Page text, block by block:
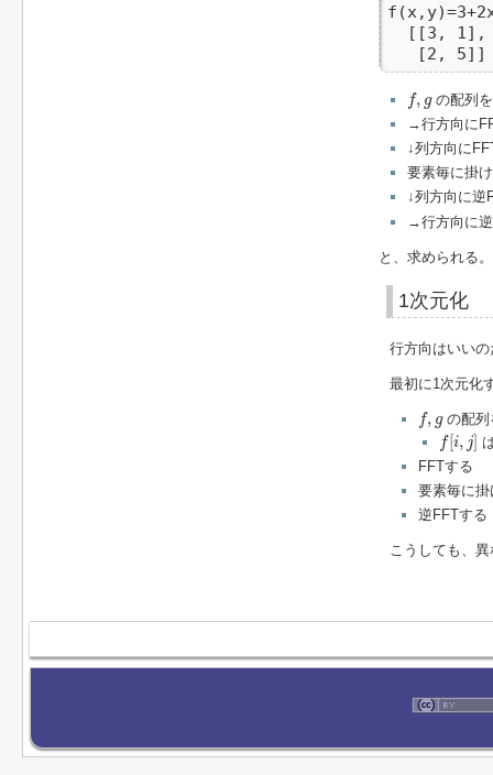
[[3, 1],
[2, 5]]
f, g
,g
の配列
→行方向に
↓列方向に
要素毎に掛
↓列方向に逆
→行方向に
と、求められる。
1次元化
行方向はいい
最初に1次元化
f, g
,g の配列
f[i, j]
f[i,j
FFTする
要素毎に
逆FFTする
こうしても、